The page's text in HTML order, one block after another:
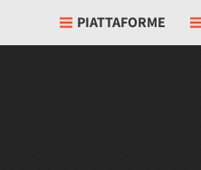
PIATTAFORME